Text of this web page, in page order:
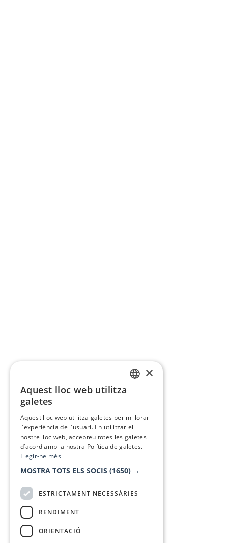
×
Aquest lloc web utilitza
galetes
Aquest lloc web utilitza galetes per millorar
l'experiència de l'usuari. En utilitzar el
nostre lloc web, accepteu totes les galetes
d’acord amb la nostra Política de galetes.
Llegir-ne més
MOSTRA TOTS ELS SOCIS (1650) →
ESTRICTAMENT NECESSÀRIES
RENDIMENT
ORIENTACIÓ